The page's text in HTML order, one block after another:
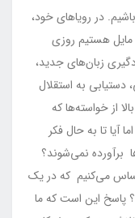
در رویاهای خود،
مایل هستیم روزی
زبان‌های جدید،
به استقلال
از خواسته‌ها که
تا به حال فکر
برآورده نمی‌شوند؟
می‌کنیم که در یک
پاسخ این است که ما